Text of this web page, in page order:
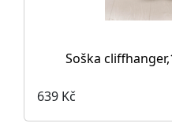
Soška
639 Kč